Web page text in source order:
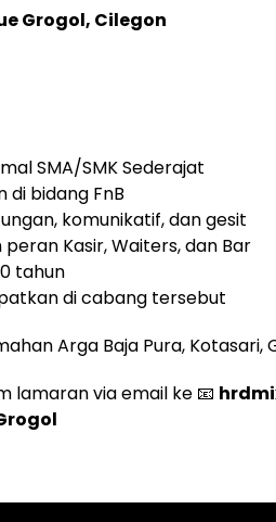
Grogol, Cilegon
SMA/SMK Sederajat
di bidang FnB
komunikatif, dan gesit
Kasir, Waiters, dan Bar
tahun
di cabang tersebut
Arga Baja Pura, Kotasari,
lamaran via email ke 📧